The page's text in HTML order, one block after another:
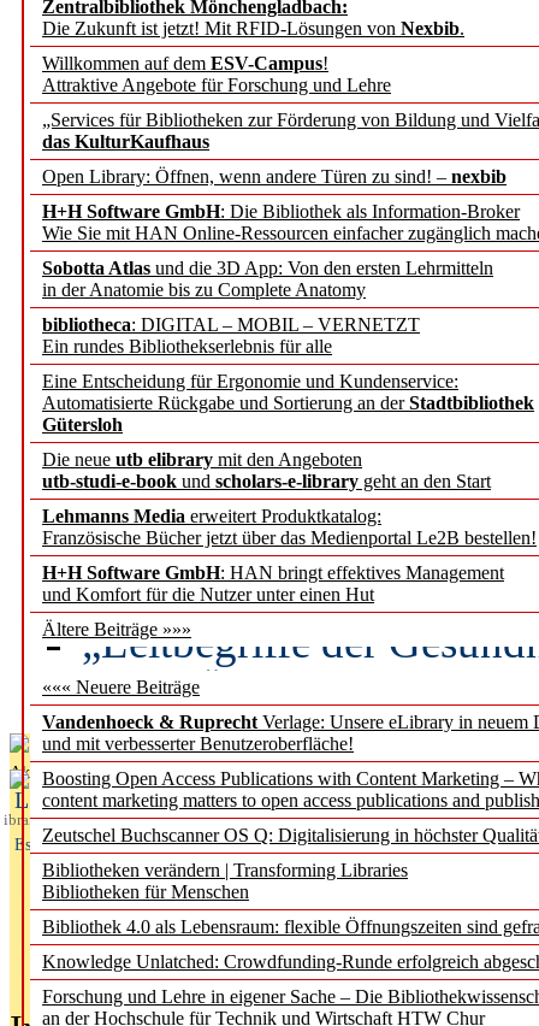
Zentralbibliothek Mönchengladbach:
Die Zukunft ist jetzt! Mit RFID-Lösungen von Nexbib.
Willkommen auf dem ESV-Campus!
Attraktive Angebote für Forschung und Lehre
„Services für Bibliotheken zur Förderung von Bildung und
das KulturKaufhaus
Open Library: Öffnen, wenn andere Türen zu sind! – nexbib
H+H Software GmbH: Die Bibliothek als Information-Broker
Wie Sie mit HAN Online-Ressourcen einfacher zugänglich
Sobotta Atlas und die 3D App: Von den ersten Lehrmitteln
in der Anatomie bis zu Complete Anatomy
bibliotheca: DIGITAL – MOBIL – VERNETZT
Ein rundes Bibliothekserlebnis für alle
Eine Entscheidung für Ergonomie und Kundenservice:
Automatisierte Rückgabe und Sortierung an derStadtbibliothek
Gütersloh
Die neue utb elibrary mit den Angeboten
utb-studi-e-book und scholars-e-library geht an den Start
Lehmanns Media erweitert Produktkatalog:
Französische Bücher jetzt über das Medienportal Le2B bestellen!
H+H Software GmbH: HAN bringt effektives Management
und Komfort für die Nutzer unter einen Hut
Ältere Beiträge »»»
««« Neuere Beiträge
Vandenhoeck & Ruprecht Verlage: Unsere eLibrary in neuem
und mit verbesserter Benutzeroberfläche!
Boosting Open Access Publications with Content Marketing –
content marketing matters to open access publications and
Zeutschel Buchscanner OS Q: Digitalisierung in höchster
Bibliotheken verändern | Transforming Libraries
Bibliotheken für Menschen
Bibliothek 4.0 als Lebensraum: flexible Öffnungszeiten sind
Knowledge Unlatched: Crowdfunding-Runde erfolgreich
Forschung und Lehre in eigener Sache – Die
an der Hochschule für Technik und Wirtschaft HTW Chur
konstruktiv!
Mohr Siebeck
und die Zeitschrift für
Francke Attempto
EBSCO Information
Recherchefunktionen in
Sorbisches Institut neu
Geschichte und
Künstliche Intelligenz
besser zu verstehen
„Leitbegriffe der
des BIÖG erscheinen
Aktuelles aus
L
ibrary
Essentials